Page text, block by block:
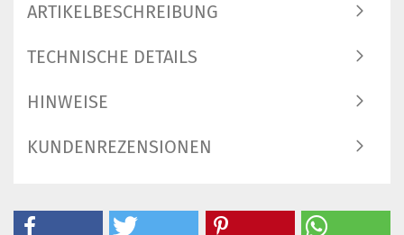
ARTIKELBESCHREIBUNG
TECHNISCHE DETAILS
HINWEISE
KUNDENREZENSIONEN